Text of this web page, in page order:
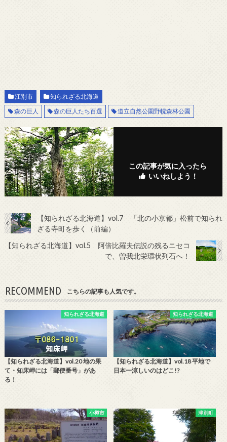
江別市
知られざる北海道
森の巨人
森の巨人たち百選 道立自然公園野幌森林公園
この記事が気に入ったら
いいねしよう！
【知られざる北海道】vol.7 「北の小京都」松前で知られ
ざる寺町を歩く（前編）
【知られざる北海道】vol.5 阿倍比羅夫伝説の残るニセコ
で、曽我北栄環状列石へ！
RECOMMEND こちらの記事も人気です。
知られざる北海道
【知られざる北海道】vol.20 地の果
て・知床岬には「郵便番号」があ
る！
知られざる北海道
【知られざる北海道】vol.18 平地で
日本一涼しいのはどこ!?
小樽市 津別町